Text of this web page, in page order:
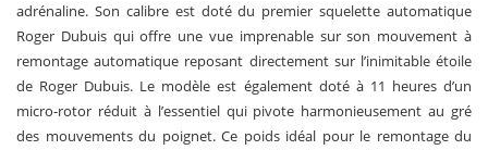
adrénaline. Son calibre est doté du premier squelette automatique
Roger Dubuis qui offre une vue imprenable sur son mouvement à
remontage automatique reposant directement sur l’inimitable étoile
de Roger Dubuis. Le modèle est également doté à 11 heures d’un
micro-rotor réduit à l’essentiel qui pivote harmonieusement au gré
des mouvements du poignet. Ce poids idéal pour le remontage du